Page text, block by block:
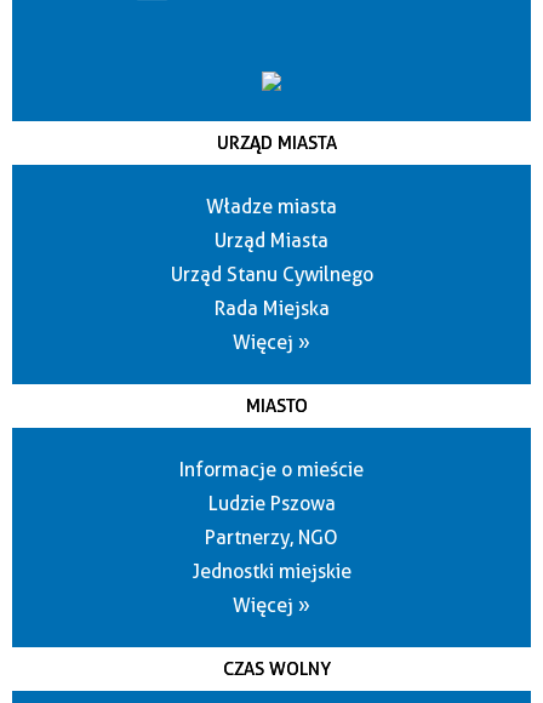
URZĄD MIASTA
Władze miasta
Urząd Miasta
Urząd Stanu Cywilnego
Rada Miejska
Więcej »
MIASTO
Informacje o mieście
Ludzie Pszowa
Partnerzy, NGO
Jednostki miejskie
Więcej »
CZAS WOLNY